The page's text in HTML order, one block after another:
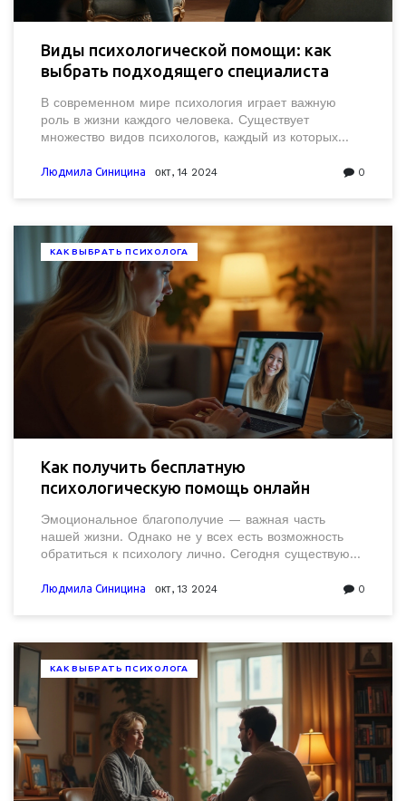
Виды психологической помощи: как
выбрать подходящего специалиста
В современном мире психология играет важную
роль в жизни каждого человека. Существует
множество видов психологов, каждый из которых
здоровья и благополучия. В этой статье мы
специалиста. Это поможет понять, какой вид
психолога подходит именно вам и вашим
потребностям.
Людмила Синицина окт, 14 2024 0
КАК ВЫБРАТЬ ПСИХОЛОГА
Как получить бесплатную
психологическую помощь онлайн
Эмоциональное благополучие — важная часть
нашей жизни. Однако не у всех есть возможность
обратиться к психологу лично. Сегодня существуют
пообщаться с психологом. Эти ресурсы оказывают
консультации даже в самых удалённых уголках. В
статье рассказывается о том, где именно можно
найти таких специалистов и как ими
воспользоваться.
Людмила Синицина окт, 13 2024 0
КАК ВЫБРАТЬ ПСИХОЛОГА